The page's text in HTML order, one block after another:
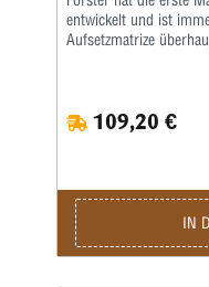
entwickelt und ist
Aufsetzmatrize
Sitz.Der handpolierte
gleichmäßiges
Ausrichtung.Vor
Patent Nr. 3.440.923
Rest Seater Die.
einer speziell
109,20 €
IN